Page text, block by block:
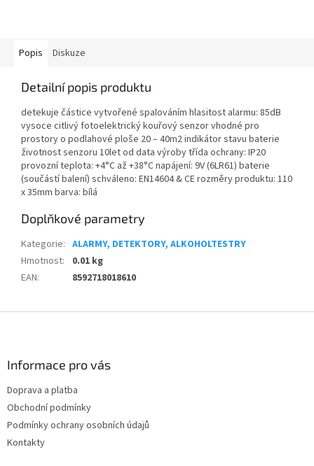
Popis Diskuze
Detailní popis produktu
detekuje částice vytvořené spalováním hlasitost alarmu: 85dB
vysoce citlivý fotoelektrický kouřový senzor vhodné pro
prostory o podlahové ploše 20 – 40m2 indikátor stavu baterie
životnost senzoru 10let od data výroby třída ochrany: IP20
provozní teplota: +4°C až +38°C napájení: 9V (6LR61) baterie
(součástí balení) schváleno: EN14604 & CE rozměry produktu: 110
x 35mm barva: bílá
Doplňkové parametry
Kategorie: ALARMY, DETEKTORY, ALKOHOLTESTRY
Hmotnost:
0.01 kg
EAN: 8592718018610
Informace pro vás
Doprava a platba
Obchodní podmínky
Podmínky ochrany osobních údajů
Kontakty